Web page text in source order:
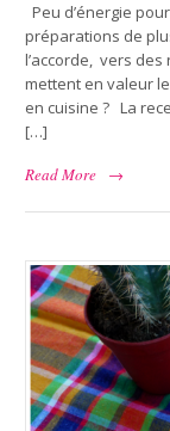
Peu d’énergie
préparations de
l’accorde, vers
mettent en valeur
en cuisine ? La
[…]
Read More
→